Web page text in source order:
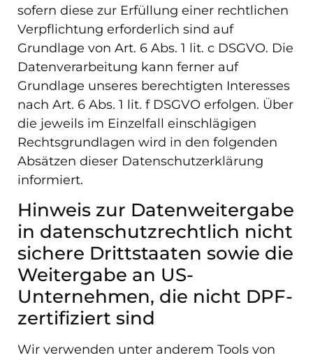
sofern diese zur Erfüllung einer rechtlichen
Verpflichtung erforderlich sind auf
Grundlage von Art. 6 Abs. 1 lit. c DSGVO. Die
Datenverarbeitung kann ferner auf
Grundlage unseres berechtigten Interesses
nach Art. 6 Abs. 1 lit. f DSGVO erfolgen. Über
die jeweils im Einzelfall einschlägigen
Rechtsgrundlagen wird in den folgenden
Absätzen dieser Datenschutzerklärung
informiert.
Hinweis zur Datenweitergabe
in datenschutzrechtlich nicht
sichere Drittstaaten sowie die
Weitergabe an US-
Unternehmen, die nicht DPF-
zertifiziert sind
Wir verwenden unter anderem Tools von